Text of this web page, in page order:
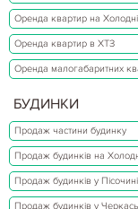
Оренда квартир на
Оренда квартир в ХТЗ
Оренда малогабаритних
БУДИНКИ
Продаж частини будинку
Продаж будинків на
Продаж будинків у Пісочині
Продаж будинків у